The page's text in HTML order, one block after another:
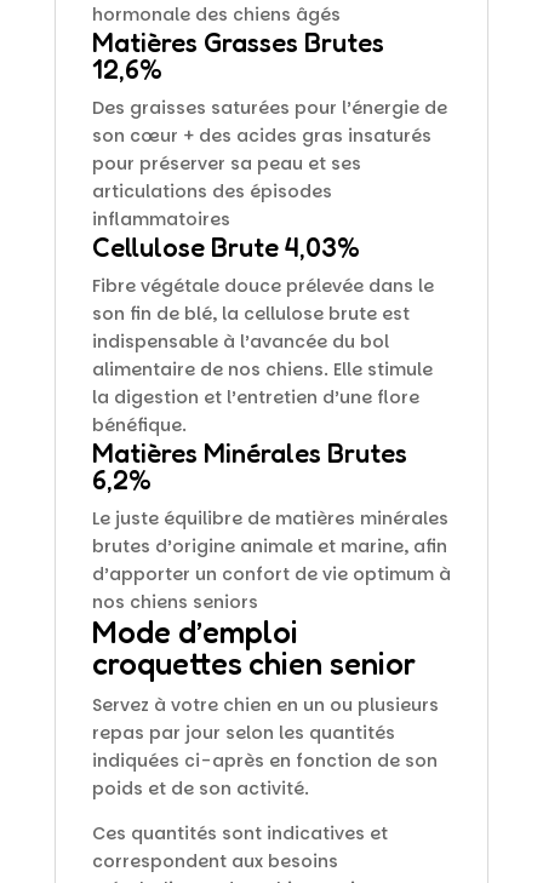
hormonale des chiens âgés
Matières Grasses Brutes
12,6%
Des graisses saturées pour l’énergie de
son cœur + des acides gras insaturés
pour préserver sa peau et ses
articulations des épisodes
inflammatoires
Cellulose Brute 4,03%
Fibre végétale douce prélevée dans le
son fin de blé, la cellulose brute est
indispensable à l’avancée du bol
alimentaire de nos chiens. Elle stimule
la digestion et l’entretien d’une flore
bénéfique.
Matières Minérales Brutes
6,2%
Le juste équilibre de matières minérales
brutes d’origine animale et marine, afin
d’apporter un confort de vie optimum à
nos chiens seniors
Mode d’emploi
croquettes chien senior
Servez à votre chien en un ou plusieurs
repas par jour selon les quantités
indiquées ci-après en fonction de son
poids et de son activité.
Ces quantités sont indicatives et
correspondent aux besoins